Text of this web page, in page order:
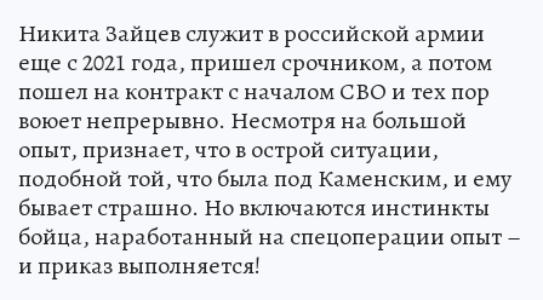
Никита Зайцев служит в российской армии
еще с 2021 года, пришел срочником, а потом
пошел на контракт с началом СВО и тех пор
воюет непрерывно. Несмотря на большой
опыт, признает, что в острой ситуации,
подобной той, что была под Каменским, и ему
бывает страшно. Но включаются инстинкты
бойца, наработанный на спецоперации опыт –
и приказ выполняется!